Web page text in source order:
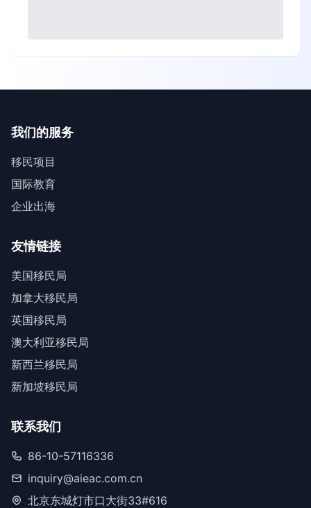
我们的服务
移民项目
国际教育
企业出海
友情链接
美国移民局
加拿大移民局
英国移民局
澳大利亚移民局
新西兰移民局
新加坡移民局
联系我们
86-10-57116336
inquiry@aieac.com.cn
北京东城灯市口大街33#616